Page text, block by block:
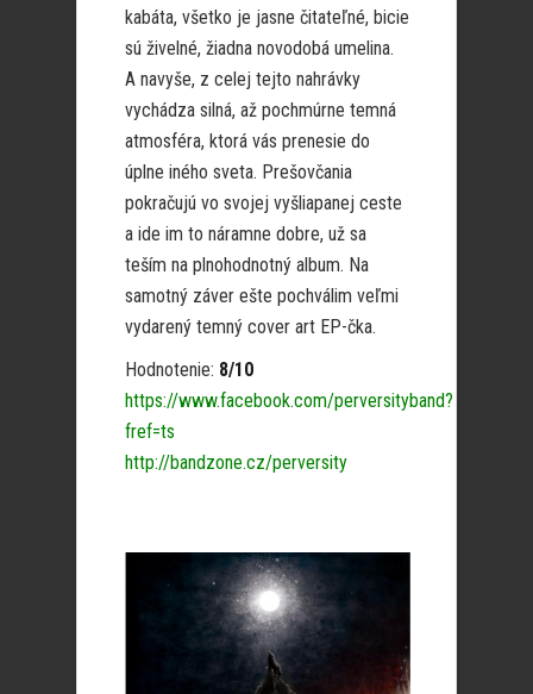
kabáta, všetko je jasne čitateľné, bicie
sú živelné, žiadna novodobá umelina.
A navyše, z celej tejto nahrávky
vychádza silná, až pochmúrne temná
atmosféra, ktorá vás prenesie do
úplne iného sveta. Prešovčania
pokračujú vo svojej vyšliapanej ceste
a ide im to náramne dobre, už sa
teším na plnohodnotný album. Na
samotný záver ešte pochválim veľmi
vydarený temný cover art EP-čka.
Hodnotenie: 8/10
https://www.facebook.com/perversityband?
fref=ts
http://bandzone.cz/perversity